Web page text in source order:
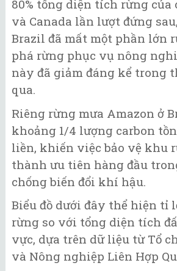
80% tổng diện tích rừng của
và Canada lần lượt đứng
Brazil đã mất một phần lớn
phá rừng phục vụ nông
này đã giảm đáng kể trong
qua.
Riêng rừng mưa Amazon ở
khoảng 1/4 lượng carbon
liền, khiến việc bảo vệ khu
thành ưu tiên hàng đầu
chống biến đổi khí hậu.
Biểu đồ dưới đây thể hiện tỉ
rừng so với tổng diện tích
vực, dựa trên dữ liệu từ Tổ
và Nông nghiệp Liên Hợp